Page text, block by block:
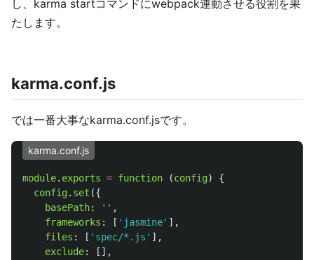
し、karma startコマンドにwebpack連動させる役割を果
たします。
karma.conf.js
では一番大事なkarma.conf.jsです。
karma.conf.js
module. exports = function (config)
{
config. set ({
basePath: '' ,
frameworks : [ ' jasmine' ],
files : [ ' spec/*.js ' ],
exclude:
[],